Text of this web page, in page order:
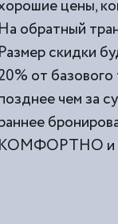
цены,
На обратный
Размер скидки
от
чем за
КОМФОРТНО и